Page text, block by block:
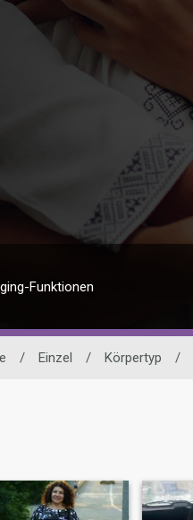
Funktionen
/ Einzel / Körpertyp /